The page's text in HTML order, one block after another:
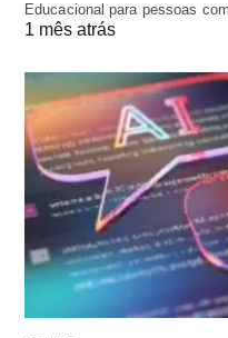
Educacional para pessoas
1 mês atrás